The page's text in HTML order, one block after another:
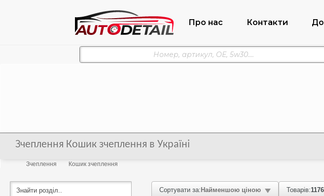
Про нас Контакти
Зчеплення Кошик зчеплення в Україні
Зчеплення Кошик зчеплення
Сортувати за: Найменшою ціною Товарів:1176